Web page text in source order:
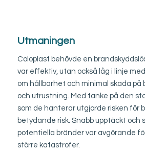
Utmaningen
Coloplast behövde en
var effektiv, utan också låg i linje
om hållbarhet och minimal skada på
och utrustning. Med tanke på den
som de hanterar utgjorde risken för
betydande risk. Snabb upptäckt och
potentiella bränder var avgörande
större katastrofer.